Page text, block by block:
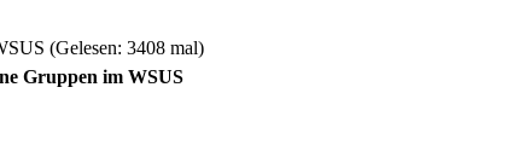
(Gelesen: 3408 mal)
Gruppen im WSUS